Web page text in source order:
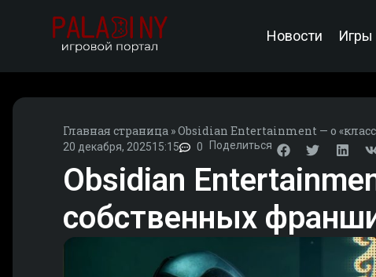
Новости Игры
Главная страница »Obsidian Entertainment — о
20 декабря, 202515:15 0 Поделиться
Obsidian
собственных